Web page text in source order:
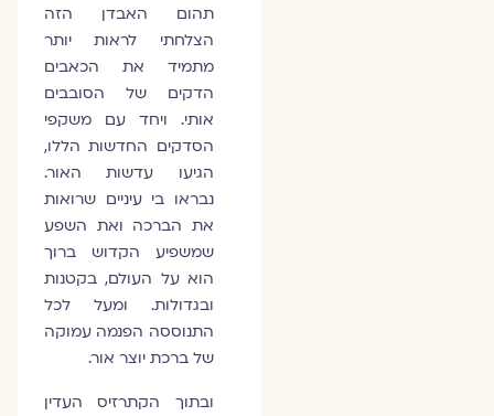
תהום האבדן הזה
הצלחתי לראות יותר
מתמיד את הכאבים
הדקים של הסובבים
אותי. ויחד עם משקפי
הסדקים החדשות הללו,
הגיעו עדשות האור.
נבראו בי עיניים שרואות
את הברכה ואת השפע
שמשפיע הקדוש ברוך
הוא על העולם, בקטנות
ובגדולות. ומעל לכל
התנוססה הפנמה עמוקה
של ברכת יוצר אור.
ובתוך הקתרזיס העדין